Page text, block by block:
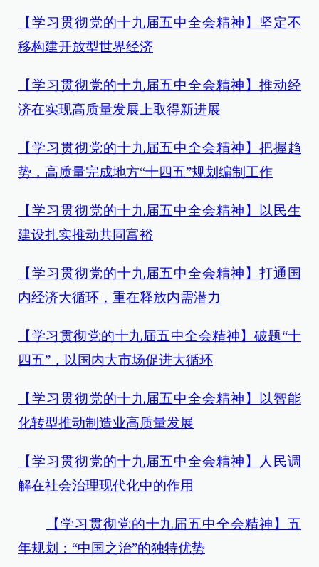
【学习贯彻党的十九届五中全会精神】坚定不
移构建开放型世界经济
【学习贯彻党的十九届五中全会精神】推动经
济在实现高质量发展上取得新进展
【学习贯彻党的十九届五中全会精神】把握趋
势，高质量完成地方“十四五”规划编制工作
【学习贯彻党的十九届五中全会精神】 以民生
建设扎实推动共同富裕
【学习贯彻党的十九届五中全会精神】打通国
内经济大循环，重在释放内需潜力
【学习贯彻党的十九届五中全会精神】破题“十
四五”，以国内大市场促进大循环
【学习贯彻党的十九届五中全会精神】以智能
化转型推动制造业高质量发展
【学习贯彻党的十九届五中全会精神】人民调
解在社会治理现代化中的作用
【学习贯彻党的十九届五中全会精神】五
年规划：“中国之治”的独特优势